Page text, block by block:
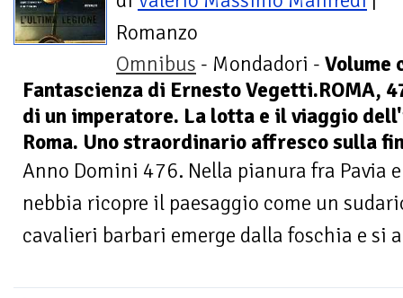
Romanzo
Omnibus - Mondadori - Volume
Fantascienza di Ernesto Vegetti.ROMA,
di un imperatore. La lotta e il viaggio
Roma. Uno straordinario affresco sulla
Anno Domini 476. Nella pianura fra Pavia
nebbia ricopre il paesaggio come un
cavalieri barbari emerge dalla foschia e si